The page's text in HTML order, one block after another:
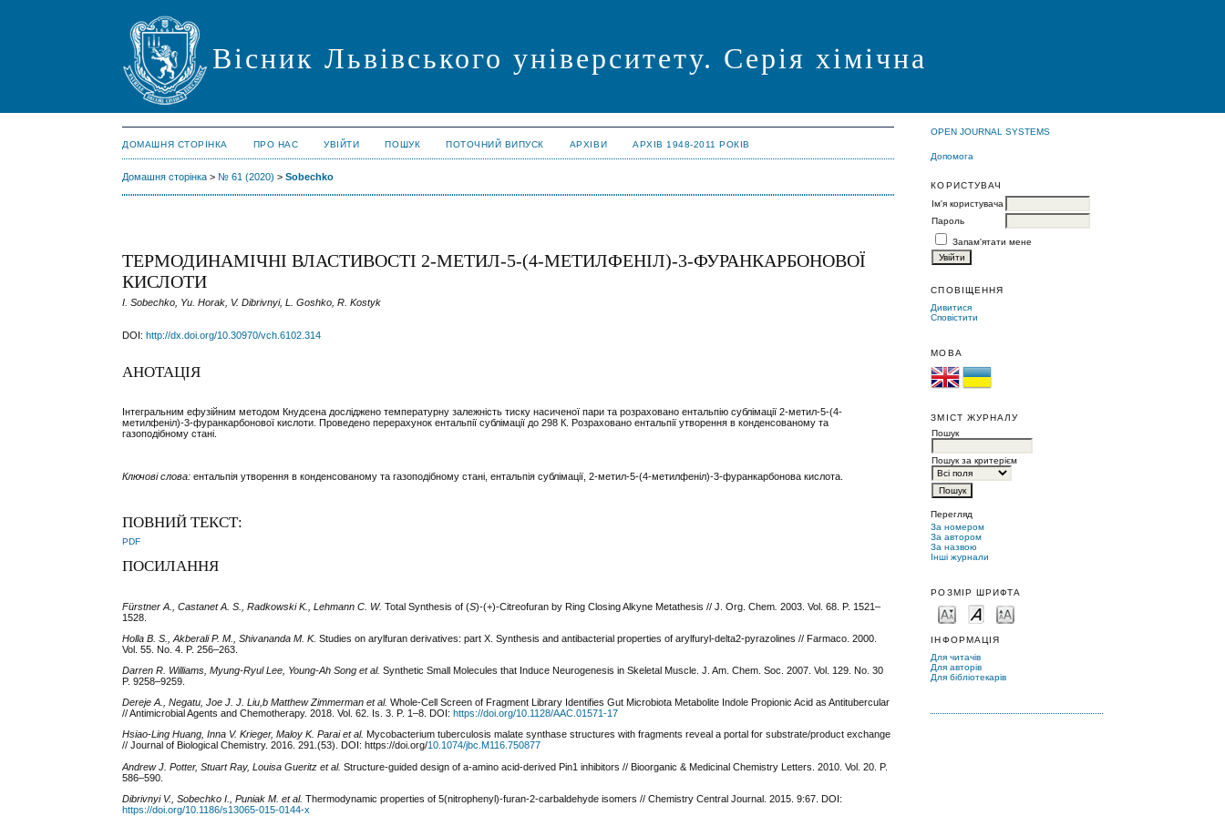
Вісник Львівського університету. Серія хімічна
OPEN JOURNAL SYSTEMS
Допомога
КОРИСТУВАЧ
Ім'я користувача
Пароль
Запам'ятати мене
СПОВІЩЕННЯ
Дивитися
Сповістити
МОВА
ЗМІСТ ЖУРНАЛУ
Пошук
Пошук за критерієм
Перегляд
За номером
За автором
За назвою
Інші журнали
РОЗМІР ШРИФТА
ІНФОРМАЦІЯ
Для читачів
Для авторів
Для бібліотекарів
ДОМАШНЯ СТОРІНКА ПРО НАС УВІЙТИ ПОШУК ПОТОЧНИЙ ВИПУСК АРХІВИ АРХІВ 1948-2011 РОКІВ
Домашня сторінка > № 61 (2020) >Sobechko
ТЕРМОДИНАМІЧНІ ВЛАСТИВОСТІ 2-МЕТИЛ-5-(4-МЕТИЛФЕНІЛ)-3-ФУРАНКАРБОНОВОЇ
КИСЛОТИ
І. Sobechko, Yu. Horak, V. Dibrivnyi, L. Goshko, R. Kostyk
DOI: http://dx.doi.org/10.30970/vch.6102.314
АНОТАЦІЯ
Інтегральним ефузійним методом Кнудсена досліджено температурну залежність тиску насиченої пари та розраховано ентальпію сублімації 2-метил-5-(4-
метилфеніл)-3-фуранкарбонової кислоти. Проведено перерахунок ентальпії сублімації до 298 К. Розраховано ентальпії утворення в конденсованому та
газоподібному стані.
Ключові слова: ентальпія утворення в конденсованому та газоподібному стані, ентальпія сублімації, 2-метил-5-(4-метилфеніл)-3-фуранкарбонова кислота.
ПОВНИЙ ТЕКСТ:
PDF
ПОСИЛАННЯ
Fürstner A.,Castanet A .S .,Radkowski K.,Lehmann C W. Total Synthesis of (S)-(+)-Citreofuran by Ring Closing Alkyne Metathesis // J. Org. Chem 2003. Vol. 68. P. 1521–
1528.
Holla B S .,Akberali P. M. ,Shivananda M K. Studies on arylfuran derivatives: part X. Synthesis and antibacterial properties of arylfuryl-delta2-pyrazolines // Farmaco. 2000.
Vol. 55. No. 4. P. 256–263.
Darren R. Williams, Myung-Ryul Lee, Young-Ah Song et al. Synthetic Small Molecules that Induce Neurogenesis in Skeletal Muscle. J. Am. Chem. Soc. 2007. Vol. 129. No. 30
P. 9258–9259.
Dereje A., Negatu, Joe J. J. Liu,b Matthew Zimmerman et al. Whole-Cell Screen of Fragment Library Identifies Gut Microbiota Metabolite Indole Propionic Acid as Antitubercular
// Antimicrobial Agents and Chemotherapy. 2018. Vol. 62. Is. 3. P. 1–8. DOI:https://doi.org/10.1128/AAC.01571-17
Hsiao-Ling Huang, Inna V. Krieger, Maloy K. Parai et al. Mycobacterium tuberculosis malate synthase structures with fragments reveal a portal for substrate/product exchange
// Journal of Biological Chemistry. 2016. 291.(53). DOI: https://doi.org/10.1074/jbc.M116.750877
Andrew J. Potter, Stuart Ray, Louisa Gueritz et al. Structure-guided design of a-amino acid-derived Pin1 inhibitors // Bioorganic & Medicinal Chemistry Letters. 2010. Vol. 20. P.
586–590.
Dibrivnyi V.,Sobechko I .,Puniak M et al.Thermodynamic properties of 5(nitrophenyl)-furan‑2‑carbaldehyde isomers // Chemistry Central Journal. 2015. 9:67. DOI:
https://doi.org/10.1186/s13065-015-0144-x